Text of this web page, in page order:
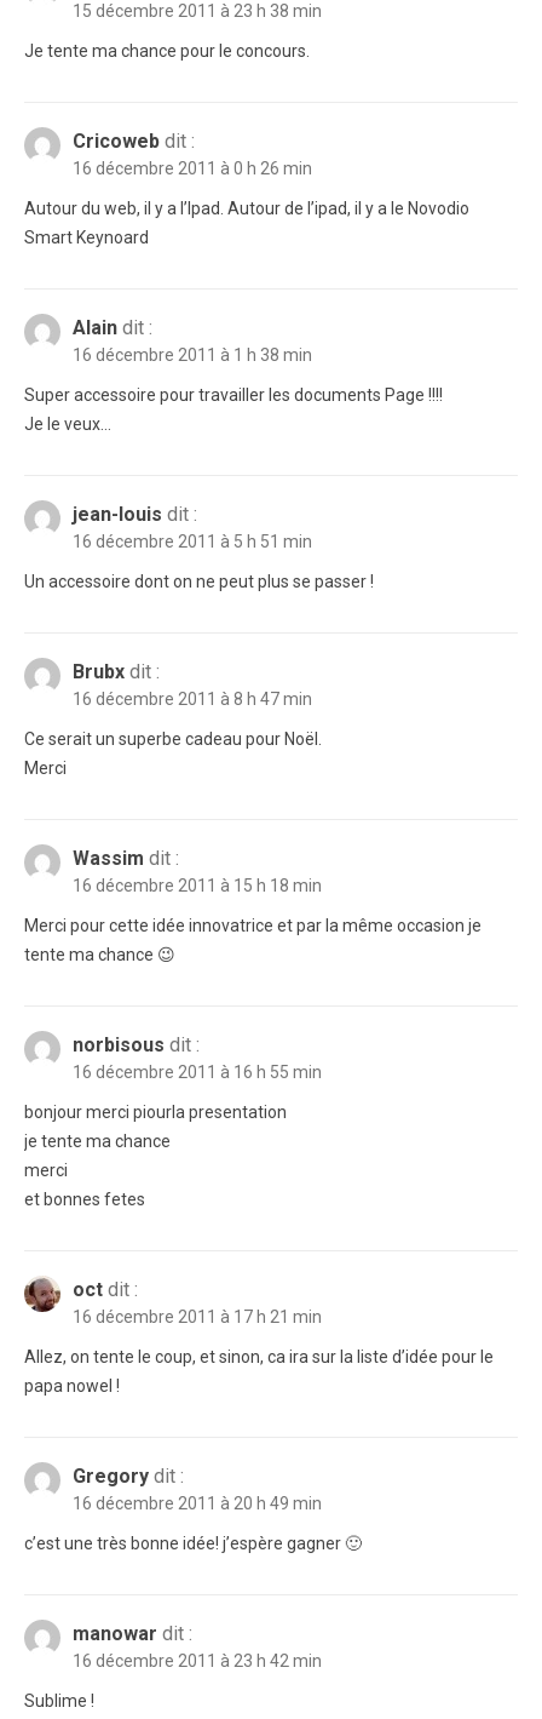
15 décembre 2011 à 23 h 38 min
Je tente ma chance pour le concours.
Cricoweb dit :
16 décembre 2011 à 0 h 26 min
Autour du web, il y a l’Ipad. Autour de l’ipad, il y a le Novodio
Smart Keynoard
Alain dit :
16 décembre 2011 à 1 h 38 min
Super accessoire pour travailler les documents Page !!!!
Je le veux…
jean-louis dit :
16 décembre 2011 à 5 h 51 min
Un accessoire dont on ne peut plus se passer !
Brubx dit :
16 décembre 2011 à 8 h 47 min
Ce serait un superbe cadeau pour Noël.
Merci
Wassim dit :
16 décembre 2011 à 15 h 18 min
Merci pour cette idée innovatrice et par la même occasion je
tente ma chance 😉
norbisous dit :
16 décembre 2011 à 16 h 55 min
bonjour merci piourla presentation
je tente ma chance
merci
et bonnes fetes
oct dit :
16 décembre 2011 à 17 h 21 min
Allez, on tente le coup, et sinon, ca ira sur la liste d’idée pour le
papa nowel !
Gregory dit :
16 décembre 2011 à 20 h 49 min
c’est une très bonne idée! j’espère gagner 🙂
manowar dit :
16 décembre 2011 à 23 h 42 min
Sublime !